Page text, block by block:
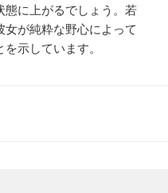
態に上がるでしょう。若
が純粋な野心によって
示しています。